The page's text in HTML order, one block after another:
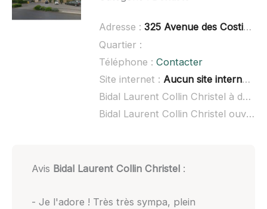
Adresse : 325 Avenue des Costières, 34130 Saint-Aunès
Quartier :
Téléphone : Contacter
Site internet : Aucun site internet connu
Bidal Laurent Collin Christel à domicile :
Bidal Laurent Collin Christel ouvert dimanche :
Avis Bidal Laurent Collin Christel:
- Je l'adore ! Très très sympa, plein